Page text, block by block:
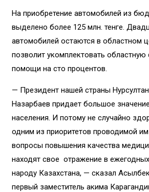
На приобретение автомобилей из
выделено более 125 млн. тенге.
автомобилей остаются в областном
позволит укомплектовать
помощи на сто процентов.
— Президент нашей страны
Назарбаев придает большое
населения. И потому не случайно
одним из приоритетов проводимой им
вопросы повышения качества
находят свое отражение в
народу Казахстана, — сказал
первый заместитель акима